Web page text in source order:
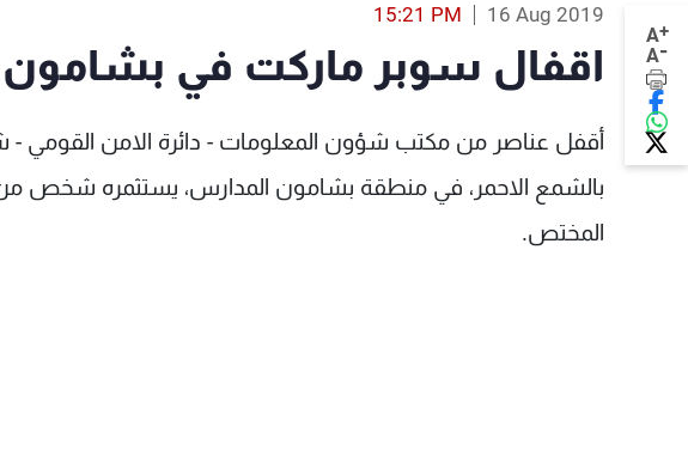
A+
A-
16 Aug 2019
15:21 PM
اقفال سوبر ماركت في
أقفل عناصر من مكتب شؤون المعلومات - دائرة الامن القومي -
بالشمع الاحمر، في منطقة بشامون المدارس، يستثمره شخص من
المختص.